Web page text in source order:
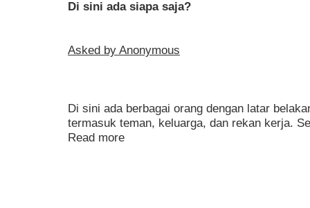
Di sini ada siapa saja?
Asked by Anonymous
Di sini ada berbagai orang dengan latar
termasuk teman, keluarga, dan rekan kerja.
Read more